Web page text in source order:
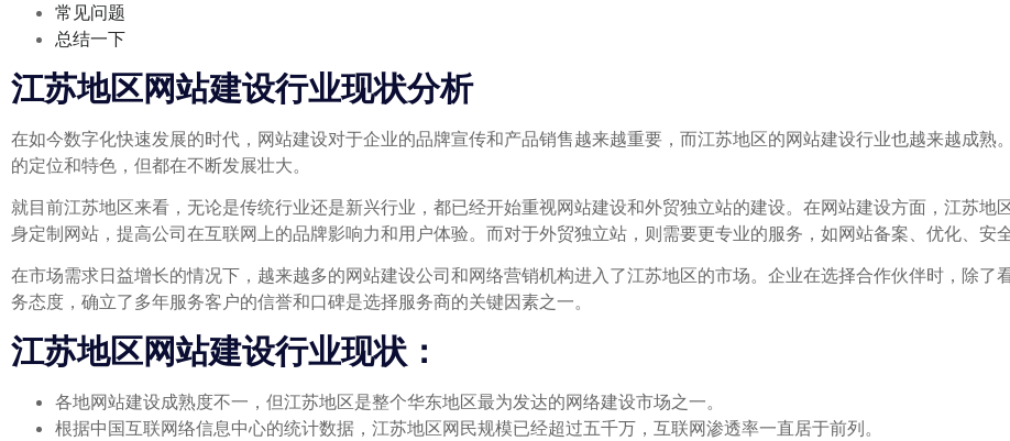
常见问题
总结一下
江苏地区网站建设行业现状分析
在如今数字化快速发展的时代，网站建设对于企业的品牌宣传和产品销售越来越重要，而江苏地区的网站建设行业也越来越成熟
的定位和特色，但都在不断发展壮大。
就目前江苏地区来看，无论是传统行业还是新兴行业，都已经开始重视网站建设和外贸独立站的建设。在网站建设方面，江苏
身定制网站，提高公司在互联网上的品牌影响力和用户体验。而对于外贸独立站，则需要更专业的服务，如网站备案、优化、安
在市场需求日益增长的情况下，越来越多的网站建设公司和网络营销机构进入了江苏地区的市场。企业在选择合作伙伴时，除了
务态度，确立了多年服务客户的信誉和口碑是选择服务商的关键因素之一。
江苏地区网站建设行业现状：
各地网站建设成熟度不一，但江苏地区是整个华东地区最为发达的网络建设市场之一。
根据中国互联网络信息中心的统计数据，江苏地区网民规模已经超过五千万，互联网渗透率一直居于前列。